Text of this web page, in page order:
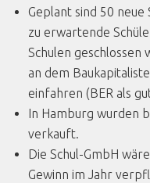
Geplant sind 50
zu erwartende
Schulen
an dem
einfahren (BER als
In Hamburg wurden
verkauft.
Die Schul-GmbH
Gewinn im Jahr